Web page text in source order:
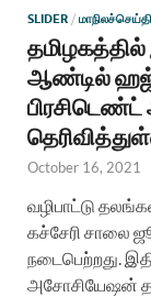
SLIDER /
தமிழகத்தில்
ஆண்டில் ஹஜ்
பிரசிடெண்ட்
October 16, 2021
வழிபாட்டு
கச்சேரி சாலை
நடைபெற்றது.
அசோசியேஷன்